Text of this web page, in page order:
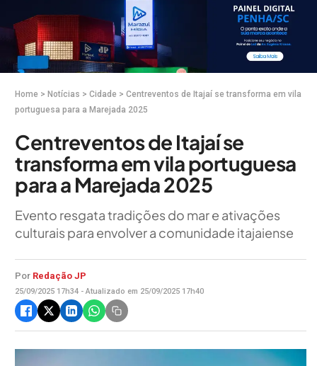
Home > Notícias > Cidade > Centreventos de Itajaí se transforma em vila
portuguesa para a Marejada 2025
Centreventos de Itajaí se
transforma em vila portuguesa
para a Marejada 2025
Evento resgata tradições do mar e ativações
culturais para envolver a comunidade itajaiense
Por Redação JP
25/09/2025 17h34 - Atualizado em 25/09/2025 17h40